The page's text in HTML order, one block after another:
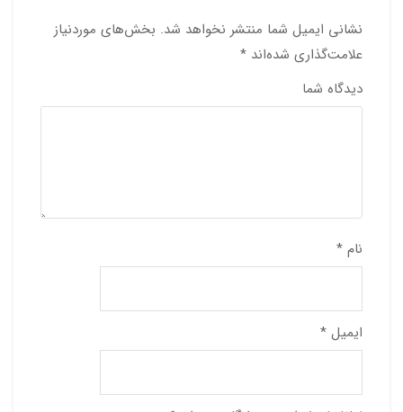
نشانی ایمیل شما منتشر نخواهد شد. بخش‌های موردنیاز
علامت‌گذاری شده‌اند *
دیدگاه شما
نام *
ایمیل *